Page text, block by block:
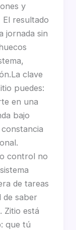
y
El resultado
jornada sin
clave
puedes:
en una
bajo
constancia
control no
de tareas
de saber
Zitio está
que tú